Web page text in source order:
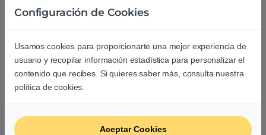
Debes
Aún no hay reseñas.
Configuración de Cookies
Usamos cookies para proporcionarte una mejor experiencia de
usuario y recopilar información estadística para personalizar el
contenido que recibes. Si quieres saber más, consulta nuestra
política de cookies.
Aceptar Cookies